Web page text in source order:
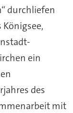
durchliefen
ein
des
mit